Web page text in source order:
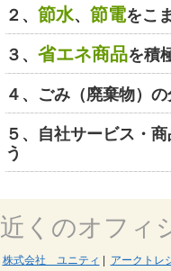
２、 節水、 節電をこ
３、 省エネ商品を積
４、ごみ（廃棄物）の
５、自社サービス・
う
近くのオフィ
株式会社 ユニティ アークトレ